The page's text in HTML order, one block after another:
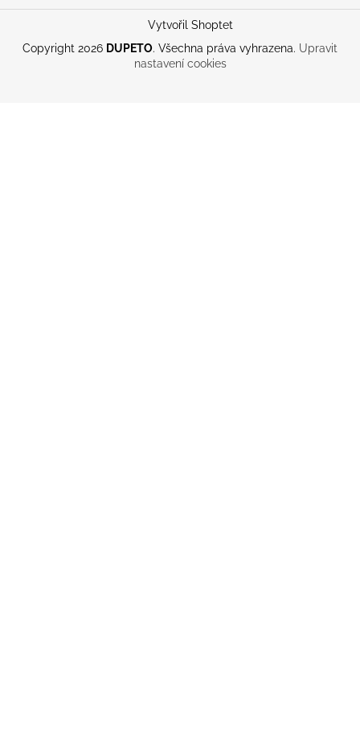
Vytvořil Shoptet
Copyright 2026 DUPETO. Všechna práva vyhrazena. Upravit
nastavení cookies